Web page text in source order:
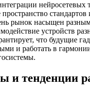
нейросетевых
стандартов
рынок насыщен
устройств
что будущие
и работать в
и тенденции